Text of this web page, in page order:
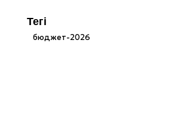
Тегі
бюджет-2026